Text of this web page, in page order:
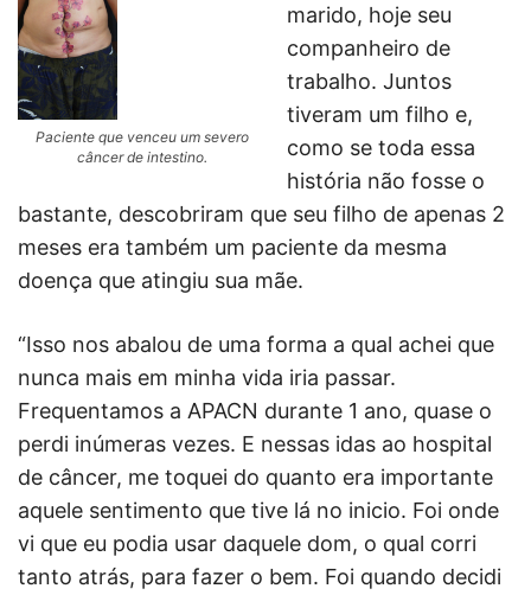
Paciente que venceu um severo
câncer de intestino.
marido, hoje seu
companheiro de
trabalho. Juntos
tiveram um filho e,
como se toda essa
história não fosse o
bastante, descobriram que seu filho de apenas 2
meses era também um paciente da mesma
doença que atingiu sua mãe.
“Isso nos abalou de uma forma a qual achei que
nunca mais em minha vida iria passar.
Frequentamos a APACN durante 1 ano, quase o
perdi inúmeras vezes. E nessas idas ao hospital
de câncer, me toquei do quanto era importante
aquele sentimento que tive lá no inicio. Foi onde
vi que eu podia usar daquele dom, o qual corri
tanto atrás, para fazer o bem. Foi quando decidi